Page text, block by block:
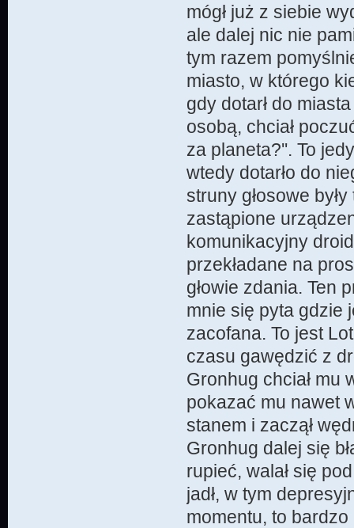
mógł już z siebie
ale dalej nic nie
tym razem
miasto, w którego
gdy dotarł do
osobą, chciał
za planeta?''. To
wtedy dotarło do
struny głosowe
zastąpione
komunikacyjny
przekładane na
głowie zdania. Ten
mnie się pyta gdzie
zacofana. To jest
czasu gawędzić z
Gronhug chciał mu
pokazać mu nawet
stanem i zaczął
Gronhug dalej się
rupieć, walał się
jadł, w tym
momentu, to